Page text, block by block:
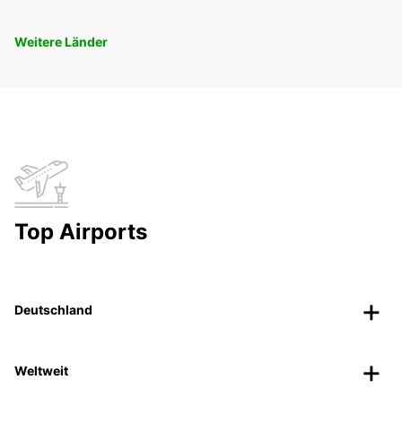
Weitere Länder
Top Airports
Deutschland
Weltweit